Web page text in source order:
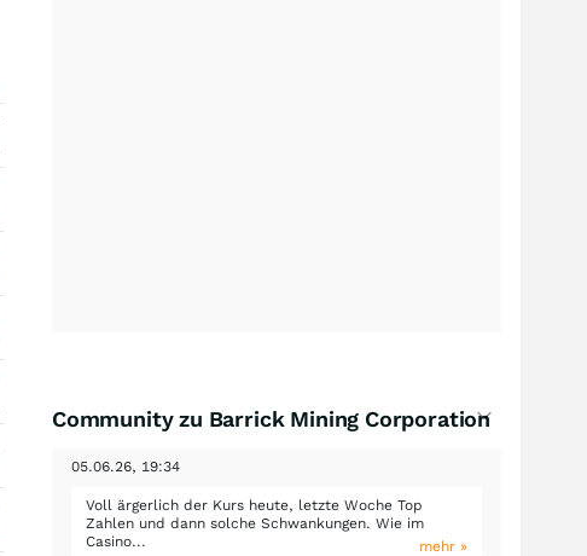
Community zu Barrick Mining Corporation
05.06.26, 19:34
Voll ärgerlich der Kurs heute, letzte Woche Top
Zahlen und dann solche Schwankungen. Wie im
Casino...
mehr »